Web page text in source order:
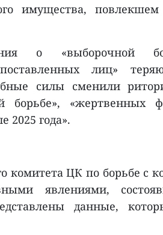
имущества,
о «выборочной
лиц»
силы сменили
борьбе», «жертвенных
2025 года».
комитета ЦК по борьбе с
явлениями,
данные,